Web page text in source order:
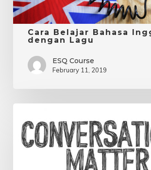
Cara Belajar Bahasa
dengan Lagu
ESQ Course
February 11, 2019
Belajar
Bahasa
Inggris
(Conversation)